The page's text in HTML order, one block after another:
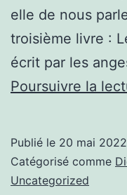
elle de nous
troisième livre :
écrit par les
Poursuivre la
Publié le 20 mai 2022
Catégorisé comme
Uncategorized